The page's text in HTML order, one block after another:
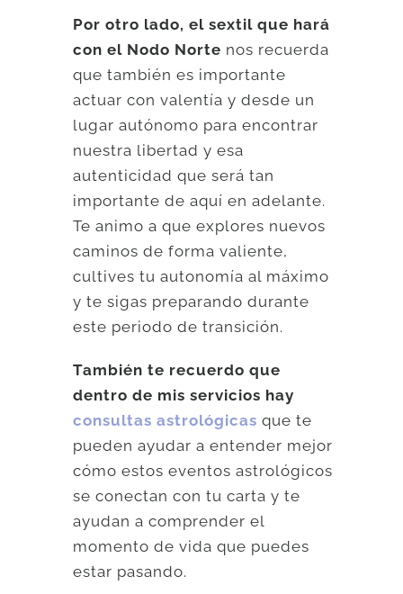
Por otro lado, el sextil que hará
con el Nodo Norte nos recuerda
que también es importante
actuar con valentía y desde un
lugar autónomo para encontrar
nuestra libertad y esa
autenticidad que será tan
importante de aquí en adelante.
Te animo a que explores nuevos
caminos de forma valiente,
cultives tu autonomía al máximo
y te sigas preparando durante
este periodo de transición.
También te recuerdo que
dentro de mis servicios hay
consultas astrológicas que te
pueden ayudar a entender mejor
cómo estos eventos astrológicos
se conectan con tu carta y te
ayudan a comprender el
momento de vida que puedes
estar pasando.